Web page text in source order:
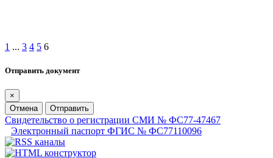
1 ... 3 4 5 6
Отправить документ
×
Отмена
Отправить
Свидетельство о регистрации СМИ № ФС77-47467
Электронный паспорт ФГИС № ФС77110096